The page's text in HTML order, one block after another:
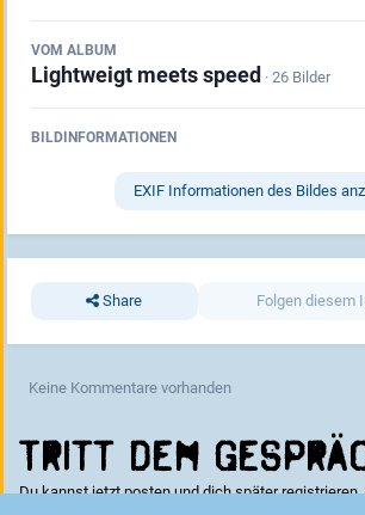
VOM ALBUM
Lightweigt meets speed · 26 Bilder
BILDINFORMATIONEN
EXIF Informationen des Bildes
Share Folgen diesem
Keine Kommentare vorhanden
Tritt dem
Du kannst jetzt posten und dich später